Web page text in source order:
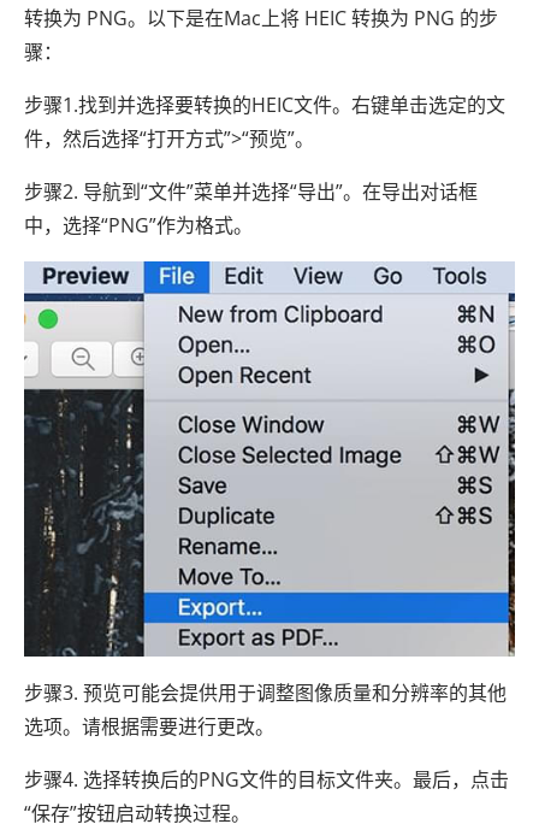
转换为 PNG。以下是在Mac上将 HEIC 转换为 PNG 的步
骤：
步骤1.找到并选择要转换的HEIC文件。右键单击选定的文
件，然后选择“打开方式”>“预览”。
步骤2. 导航到“文件”菜单并选择“导出”。在导出对话框
中，选择“PNG”作为格式。
步骤3. 预览可能会提供用于调整图像质量和分辨率的其他
选项。请根据需要进行更改。
步骤4. 选择转换后的PNG文件的目标文件夹。最后，点击
“保存”按钮启动转换过程。